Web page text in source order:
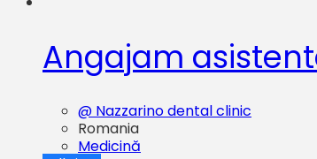
Angajam
@ Nazzarino dental clinic
Romania
Medicină